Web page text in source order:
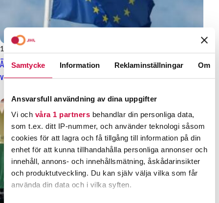
Samtycke Information Reklaminställningar Om
Ansvarsfull användning av dina uppgifter
Vi och våra 1 partners behandlar din personliga data,
som t.ex. ditt IP-nummer, och använder teknologi såsom
cookies för att lagra och få tillgång till information på din
enhet för att kunna tillhandahålla personliga annonser och
innehåll, annons- och innehållsmätning, åskådarinsikter
och produktutveckling. Du kan själv välja vilka som får
använda din data och i vilka syften.
11.3.2024
Är Europa i fortsättningen på arbetstagarnas sida? Rösta i EU-
valet och påverka!